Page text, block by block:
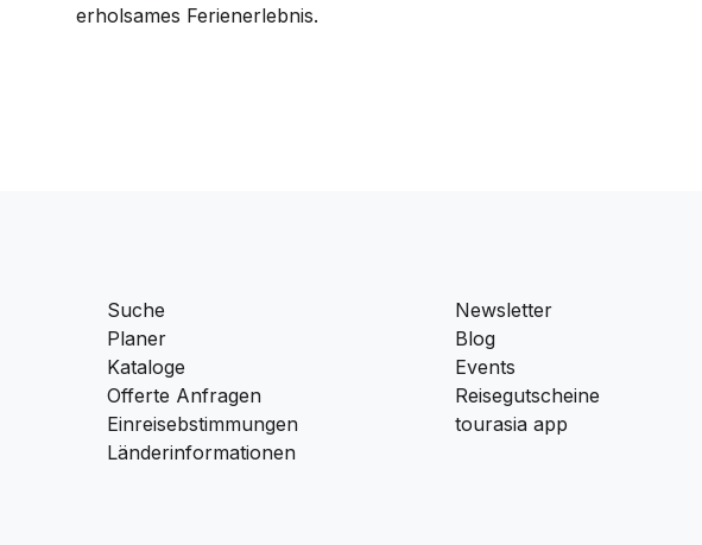
erholsames Ferienerlebnis.
Suche
Planer
Kataloge
Offerte Anfragen
Einreisebstimmungen
Länderinformationen
Newsletter
Blog
Events
Reisegutscheine
tourasia app